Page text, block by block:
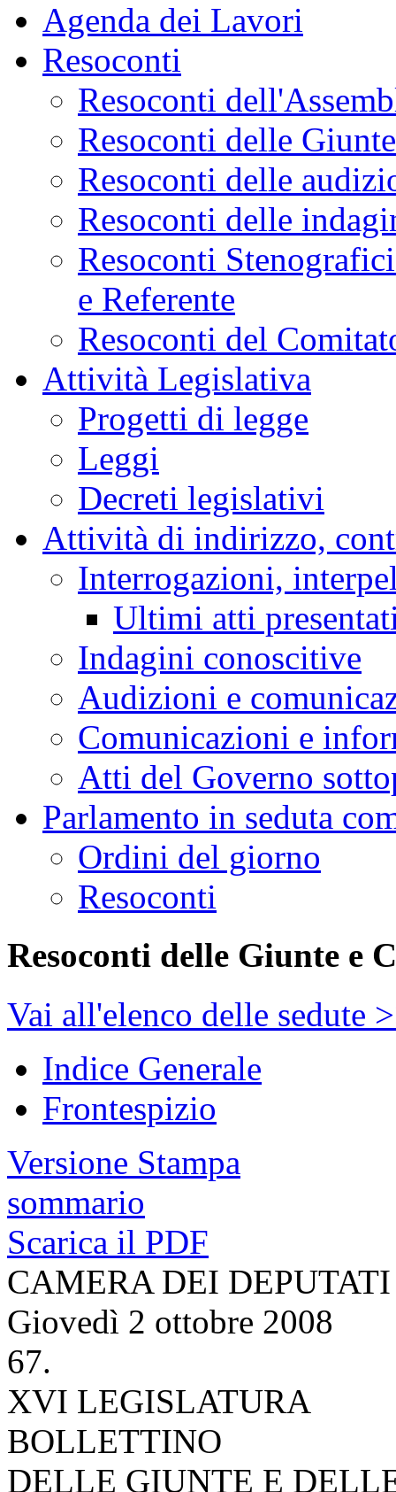
Agenda dei Lavori
Resoconti
Resoconti
Resoconti delle
Resoconti delle
Resoconti delle
Resoconti
e Referente
Resoconti del
Attività Legislativa
Progetti di legge
Leggi
Decreti legislativi
Attività di indirizzo,
Interrogazioni,
Ultimi atti
Indagini conoscitive
Audizioni e
Comunicazioni e
Atti del Governo
Parlamento in seduta
Ordini del giorno
Resoconti
Resoconti delle Giunte e
Vai all'elenco delle sedute
Indice Generale
Frontespizio
Versione Stampa
sommario
Scarica il PDF
CAMERA DEI DEPUTATI
Giovedì 2 ottobre 2008
67.
XVI LEGISLATURA
BOLLETTINO
DELLE GIUNTE E